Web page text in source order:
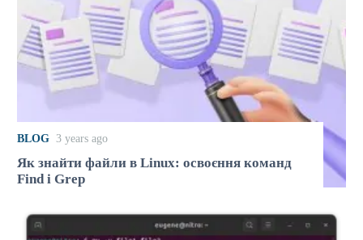
BLOG 3 years ago
Як знайти файли в Linux: освоєння команд
Find і Grep